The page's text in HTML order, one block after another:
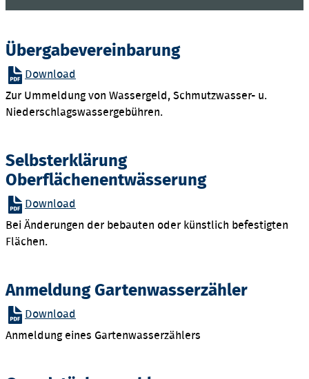
Übergabevereinbarung
Download
Zur Ummeldung von Wassergeld, Schmutzwasser- u.
Niederschlagswassergebühren.
Selbsterklärung
Oberflächenentwässerung
Download
Bei Änderungen der bebauten oder künstlich befestigten
Flächen.
Anmeldung Gartenwasserzähler
Download
Anmeldung eines Gartenwasserzählers